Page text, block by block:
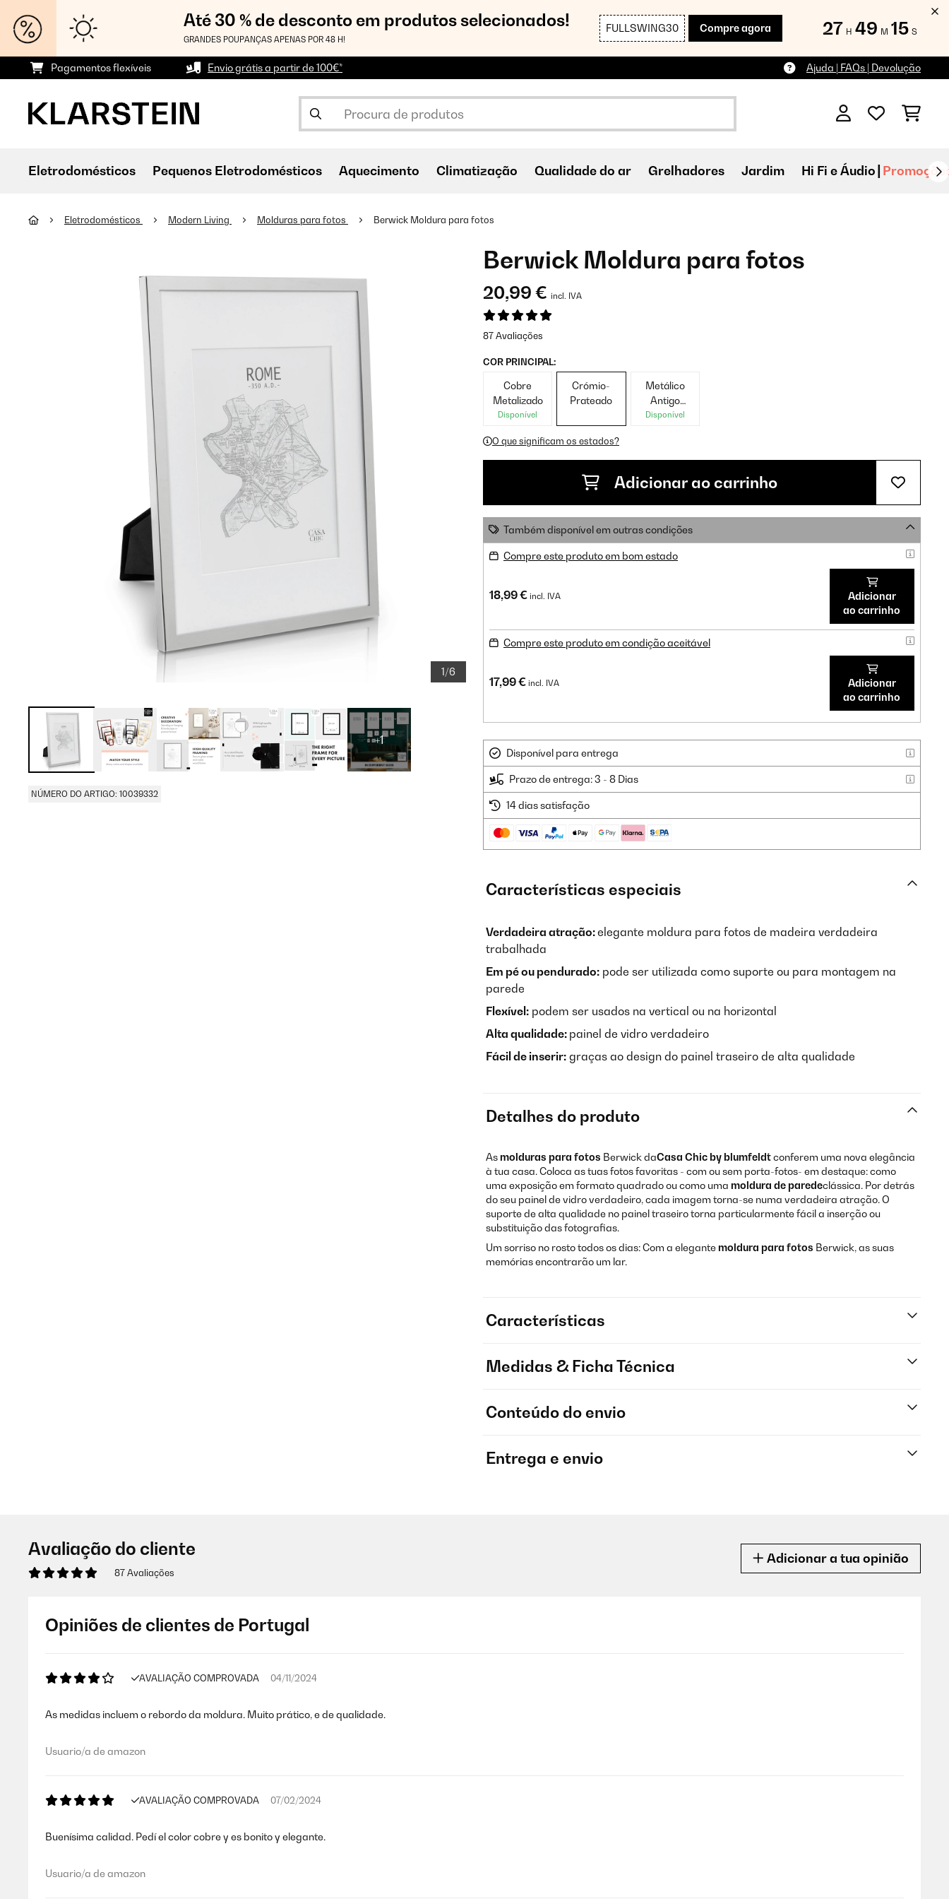
Até 30 % de desconto em produtos selecionados!
GRANDES POUPANÇAS APENAS POR 48 H!
FULLSWING30 Compre agora 27 H 49 M 14 S
Pagamentos flexíveis Envio grátis a partir de 100€* Ajuda | FAQs | Devolução
Eletrodomésticos Pequenos Eletrodomésticos Aquecimento Climatização Qualidade do ar Grelhadores Jardim Hi Fi e Áudio
Eletrodomésticos Modern Living Molduras para fotos Berwick Moldura para fotos
1/6
+1
NÚMERO DO ARTIGO: 10039332
Berwick Moldura para fotos
20,99 € incl. IVA
87 Avaliações
COR PRINCIPAL:
Cobre
Metalizado
Disponível
Crómio-
Prateado
Metálico
Antigo
Dourado
Disponível
O que significam os estados?
Adicionar ao carrinho
Também disponível em outras condições
Compre este produto em bom estado
18,99 € incl. IVA
Adicionar
ao carrinho
Compre este produto em condição aceitável
17,99 € incl. IVA
Adicionar
ao carrinho
Disponível para entrega
Prazo de entrega: 3 - 8 Dias
14 dias satisfação
Características especiais
Verdadeira atração:elegante moldura para fotos de madeira verdadeira
trabalhada
Em pé ou pendurado: pode ser utilizada como suporte ou para montagem na
parede
Flexível: podem ser usados na vertical ou na horizontal
Alta qualidade: painel de vidro verdadeiro
Fácil de inserir: graças ao design do painel traseiro de alta qualidade
Detalhes do produto
As molduras para fotos Berwick daCasa Chic by blumfeldtconferem uma nova elegância
à tua casa. Coloca as tuas fotos favoritas - com ou sem porta-fotos- em destaque: como
uma exposição em formato quadrado ou como uma moldura de paredeclássica. Por detrás
do seu painel de vidro verdadeiro, cada imagem torna-se numa verdadeira atração. O
suporte de alta qualidade no painel traseiro torna particularmente fácil a inserção ou
substituição das fotografias.
Um sorriso no rosto todos os dias: Com a elegante moldura para fotos Berwick, as suas
memórias encontrarão um lar.
Características
Medidas & Ficha Técnica
Conteúdo do envio
Entrega e envio
Avaliação do cliente
87 Avaliações
Adicionar a tua opinião
Opiniões de clientes de Portugal
AVALIAÇÃO COMPROVADA 04/11/2024
As medidas incluem o rebordo da moldura. Muito prático, e de qualidade.
Usuario/a de amazon
AVALIAÇÃO COMPROVADA 07/02/2024
Buenísima calidad. Pedí el color cobre y es bonito y elegante.
Usuario/a de amazon